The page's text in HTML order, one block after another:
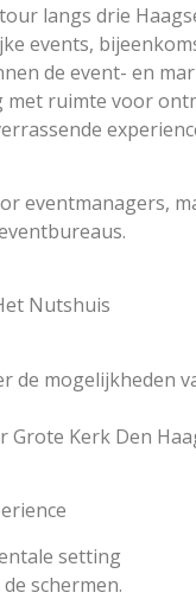
langs drie
events,
de event- en
met ruimte voor
eventmanagers,
Nutshuis
de mogelijkheden
Grote Kerk Den
setting
schermen.